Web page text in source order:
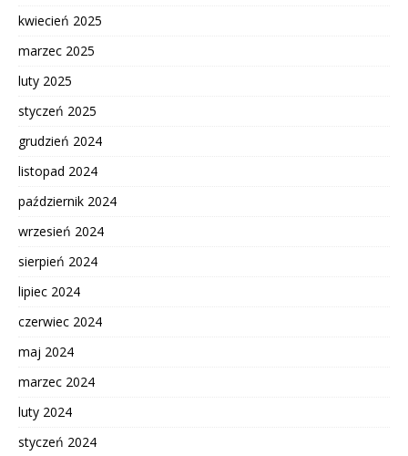
kwiecień 2025
marzec 2025
luty 2025
styczeń 2025
grudzień 2024
listopad 2024
październik 2024
wrzesień 2024
sierpień 2024
lipiec 2024
czerwiec 2024
maj 2024
marzec 2024
luty 2024
styczeń 2024